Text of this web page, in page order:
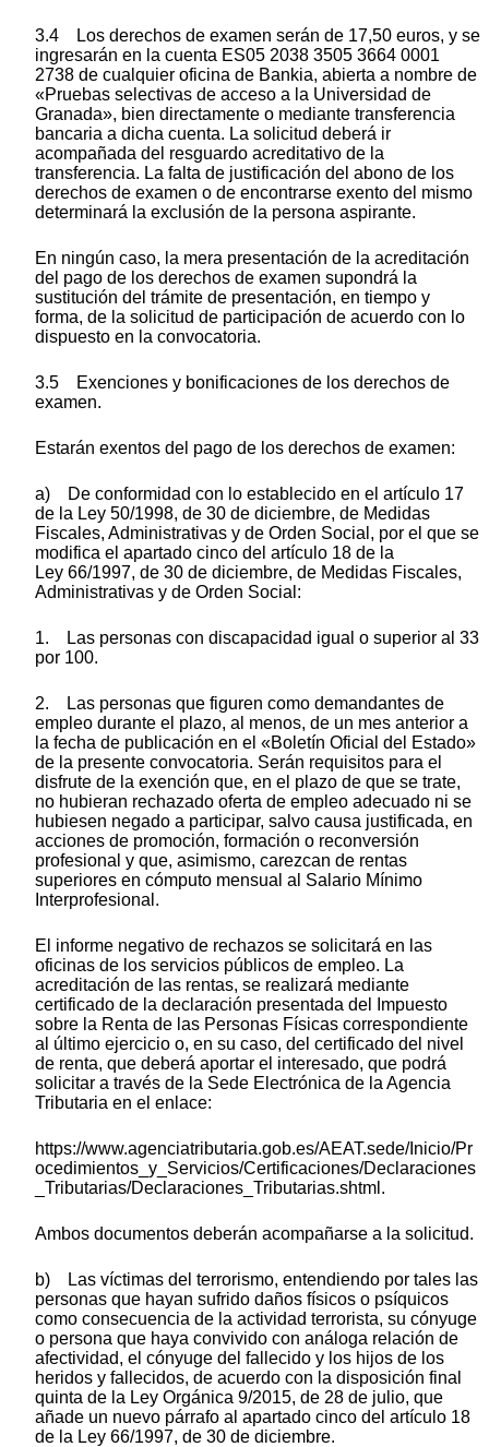
3.4 Los derechos de examen serán de 17,50 euros, y se
ingresarán en la cuenta ES05 2038 3505 3664 0001
2738 de cualquier oficina de Bankia, abierta a nombre de
«Pruebas selectivas de acceso a la Universidad de
Granada», bien directamente o mediante transferencia
bancaria a dicha cuenta. La solicitud deberá ir
acompañada del resguardo acreditativo de la
transferencia. La falta de justificación del abono de los
derechos de examen o de encontrarse exento del mismo
determinará la exclusión de la persona aspirante.
En ningún caso, la mera presentación de la acreditación
del pago de los derechos de examen supondrá la
sustitución del trámite de presentación, en tiempo y
forma, de la solicitud de participación de acuerdo con lo
dispuesto en la convocatoria.
3.5 Exenciones y bonificaciones de los derechos de
examen.
Estarán exentos del pago de los derechos de examen:
a) De conformidad con lo establecido en el artículo 17
de la Ley 50/1998, de 30 de diciembre, de Medidas
Fiscales, Administrativas y de Orden Social, por el que se
modifica el apartado cinco del artículo 18 de la
Ley 66/1997, de 30 de diciembre, de Medidas Fiscales,
Administrativas y de Orden Social:
1. Las personas con discapacidad igual o superior al 33
por 100.
2. Las personas que figuren como demandantes de
empleo durante el plazo, al menos, de un mes anterior a
la fecha de publicación en el «Boletín Oficial del Estado»
de la presente convocatoria. Serán requisitos para el
disfrute de la exención que, en el plazo de que se trate,
no hubieran rechazado oferta de empleo adecuado ni se
hubiesen negado a participar, salvo causa justificada, en
acciones de promoción, formación o reconversión
profesional y que, asimismo, carezcan de rentas
superiores en cómputo mensual al Salario Mínimo
Interprofesional.
El informe negativo de rechazos se solicitará en las
oficinas de los servicios públicos de empleo. La
acreditación de las rentas, se realizará mediante
certificado de la declaración presentada del Impuesto
sobre la Renta de las Personas Físicas correspondiente
al último ejercicio o, en su caso, del certificado del nivel
de renta, que deberá aportar el interesado, que podrá
solicitar a través de la Sede Electrónica de la Agencia
Tributaria en el enlace:
https://www.agenciatributaria.gob.es/AEAT.sede/Inicio/Pr
ocedimientos_y_Servicios/Certificaciones/Declaraciones
_Tributarias/Declaraciones_Tributarias.shtml.
Ambos documentos deberán acompañarse a la solicitud.
b) Las víctimas del terrorismo, entendiendo por tales las
personas que hayan sufrido daños físicos o psíquicos
como consecuencia de la actividad terrorista, su cónyuge
o persona que haya convivido con análoga relación de
afectividad, el cónyuge del fallecido y los hijos de los
heridos y fallecidos, de acuerdo con la disposición final
quinta de la Ley Orgánica 9/2015, de 28 de julio, que
añade un nuevo párrafo al apartado cinco del artículo 18
de la Ley 66/1997, de 30 de diciembre.